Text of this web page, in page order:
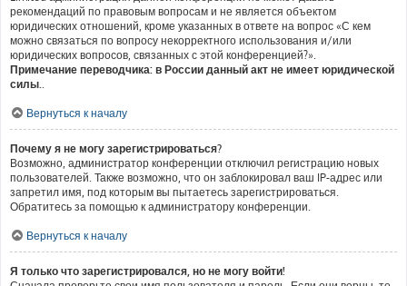
рекомендаций по правовым вопросам и не является объектом
юридических отношений, кроме указанных в ответе на вопрос «С кем
можно связаться по вопросу некорректного использования и/или
юридических вопросов, связанных с этой конференцией?».
Примечание переводчика: в России данный акт не имеет юридической
силы..
Вернуться к началу
Почему я не могу зарегистрироваться?
Возможно, администратор конференции отключил регистрацию новых
пользователей. Также возможно, что он заблокировал ваш IP-адрес или
запретил имя, под которым вы пытаетесь зарегистрироваться.
Обратитесь за помощью к администратору конференции.
Вернуться к началу
Я только что зарегистрировался, но не могу войти!